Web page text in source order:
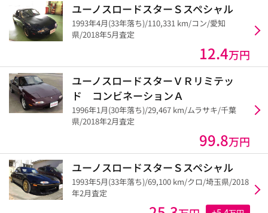
ユーノスロードスターＳスペシャル
1993年4月(33年落ち)/110,331 km/コン/愛知
県/2018年5月査定
12.4万円
ユーノスロードスターＶＲリミテッ
ド コンビネーションＡ
1996年1月(30年落ち)/29,467 km/ムラサキ/千葉
県/2018年2月査定
99.8万円
ユーノスロードスターＳスペシャル
1993年5月(33年落ち)/69,100 km/クロ/埼玉県/2018
年2月査定